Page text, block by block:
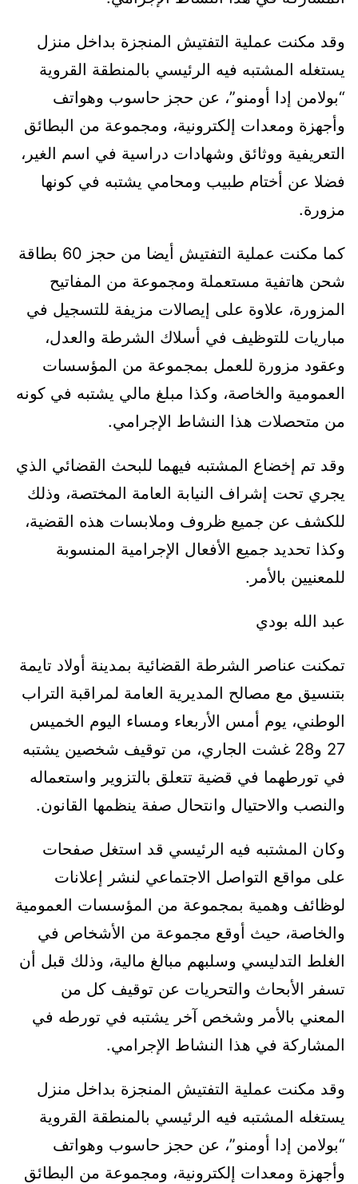
وقد مكنت عملية التفتيش المنجزة بداخل منزل
يستغله المشتبه فيه الرئيسي بالمنطقة القروية
“بولامن إدا أومنو”، عن حجز حاسوب وهواتف
وأجهزة ومعدات إلكترونية، ومجموعة من البطائق
التعريفية ووثائق وشهادات دراسية في اسم الغير،
فضلا عن أختام طبيب ومحامي يشتبه في كونها
مزورة.
كما مكنت عملية التفتيش أيضا من حجز 60 بطاقة
شحن هاتفية مستعملة ومجموعة من المفاتيح
المزورة، علاوة على إيصالات مزيفة للتسجيل في
مباريات للتوظيف في أسلاك الشرطة والعدل،
وعقود مزورة للعمل بمجموعة من المؤسسات
العمومية والخاصة، وكذا مبلغ مالي يشتبه في كونه
من متحصلات هذا النشاط الإجرامي.
وقد تم إخضاع المشتبه فيهما للبحث القضائي الذي
يجري تحت إشراف النيابة العامة المختصة، وذلك
للكشف عن جميع ظروف وملابسات هذه القضية،
وكذا تحديد جميع الأفعال الإجرامية المنسوبة
للمعنيين بالأمر.
عبد الله بودي
تمكنت عناصر الشرطة القضائية بمدينة أولاد تايمة
بتنسيق مع مصالح المديرية العامة لمراقبة التراب
الوطني، يوم أمس الأربعاء ومساء اليوم الخميس
27 و28 غشت الجاري، من توقيف شخصين يشتبه
في تورطهما في قضية تتعلق بالتزوير واستعماله
والنصب والاحتيال وانتحال صفة ينظمها القانون.
وكان المشتبه فيه الرئيسي قد استغل صفحات
على مواقع التواصل الاجتماعي لنشر إعلانات
لوظائف وهمية بمجموعة من المؤسسات العمومية
والخاصة، حيث أوقع مجموعة من الأشخاص في
الغلط التدليسي وسلبهم مبالغ مالية، وذلك قبل أن
تسفر الأبحاث والتحريات عن توقيف كل من
المعني بالأمر وشخص آخر يشتبه في تورطه في
المشاركة في هذا النشاط الإجرامي.
وقد مكنت عملية التفتيش المنجزة بداخل منزل
يستغله المشتبه فيه الرئيسي بالمنطقة القروية
“بولامن إدا أومنو”، عن حجز حاسوب وهواتف
وأجهزة ومعدات إلكترونية، ومجموعة من البطائق